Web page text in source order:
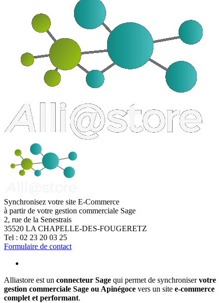
Synchronisez votre site E-Commerce
à partir de votre gestion commerciale Sage
2, rue de la Senestrais
35520 LA CHAPELLE-DES-FOUGERETZ
Tel : 02 23 20 03 25
Formulaire de contact
Alliastore est un connecteur Sage qui permet de synchroniservotre
gestion commerciale Sage ou Apinégoce vers un site e-commerce
complet et performant.